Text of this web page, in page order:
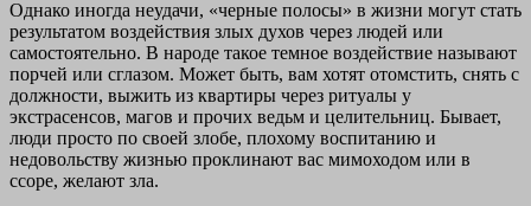
Однако иногда неудачи, «черные полосы» в жизни могут стать
результатом воздействия злых духов через людей или
самостоятельно. В народе такое темное воздействие называют
порчей или сглазом. Может быть, вам хотят отомстить, снять с
должности, выжить из квартиры через ритуалы у
экстрасенсов, магов и прочих ведьм и целительниц. Бывает,
люди просто по своей злобе, плохому воспитанию и
недовольству жизнью проклинают вас мимоходом или в
ссоре, желают зла.